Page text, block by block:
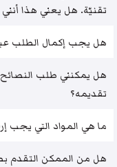
تقنيّة. هل يعني هذا
هل يجب إكمال الطلب
هل يمكنني طلب
تقديمه؟
ما هي المواد التي يجب
هل من الممكن التقدم